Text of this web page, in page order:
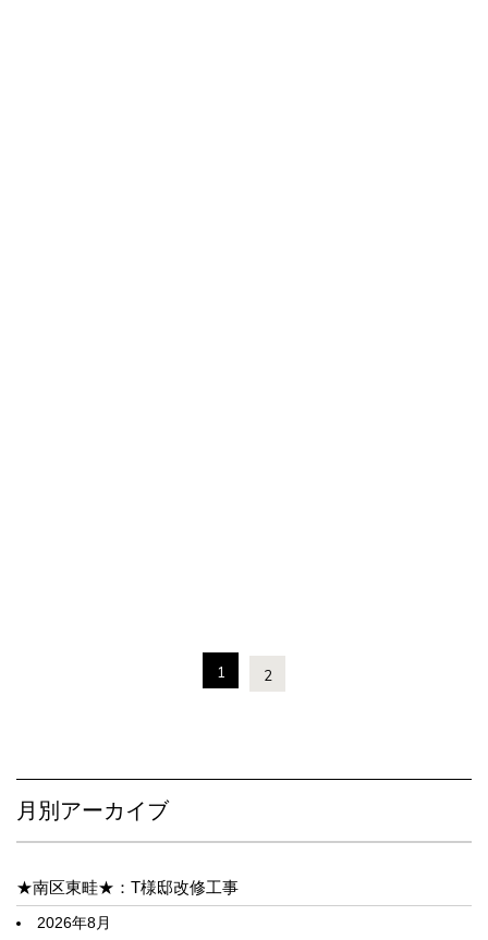
1 2
月別アーカイブ
★南区東畦★：T様邸改修工事
2026年8月